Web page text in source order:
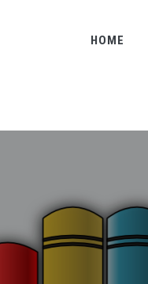
HOME